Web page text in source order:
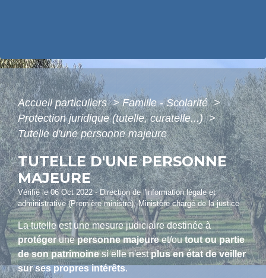
Accueil particuliers> Famille - Scolarité>
Protection juridique (tutelle, curatelle...)>
Tutelle d'une personne majeure
TUTELLE D'UNE PERSONNE
MAJEURE
Vérifié le 06 Oct 2022 - Direction de l'information légale et
administrative (Première ministre), Ministère chargé de la justice
La tutelle est une mesure judiciaire destinée à
protégerunepersonne majeureet/outout ou partie
de son patrimoinesi elle n'estplus en état de veiller
sur ses propres intérêts.